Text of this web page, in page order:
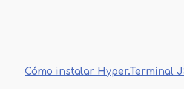
Cómo instalar Hyper.Terminal